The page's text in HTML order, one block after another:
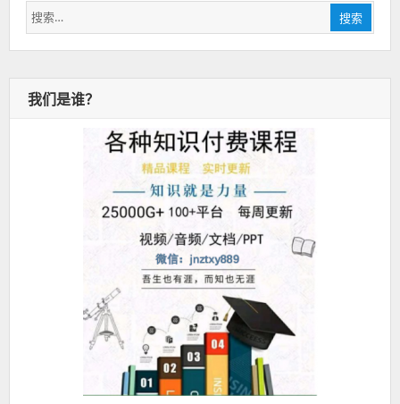
搜
索：
搜索
我们是谁？